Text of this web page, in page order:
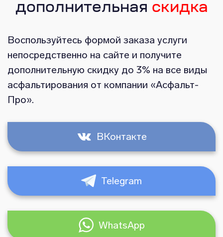
дополнительная скидка
Воспользуйтесь формой заказа услуги
непосредственно на сайте и получите
дополнительную скидку до 3% на все виды
асфальтирования от компании «Асфальт-
Про».
ВКонтакте
Telegram
WhatsApp